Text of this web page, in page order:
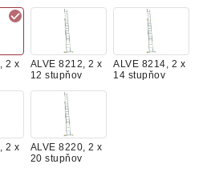
2 x
ALVE 8212, 2 x
12 stupňov
ALVE 8214, 2 x
14 stupňov
2 x
ALVE 8220, 2 x
20 stupňov